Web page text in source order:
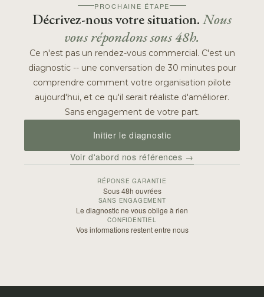
PROCHAINE ÉTAPE
Décrivez-nous votre situation.Nous
vous répondons sous 48h.
Ce n'est pas un rendez-vous commercial. C'est un
diagnostic -- une conversation de 30 minutes pour
comprendre comment votre organisation pilote
aujourd'hui, et ce qu'il serait réaliste d'améliorer.
Sans engagement de votre part.
Initier le diagnostic
Voir d'abord nos références →
RÉPONSE GARANTIE
Sous 48h ouvrées
SANS ENGAGEMENT
Le diagnostic ne vous oblige à rien
CONFIDENTIEL
Vos informations restent entre nous